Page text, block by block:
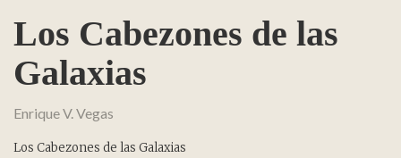
Los Cabezones de las
Galaxias
Enrique V. Vegas
Los Cabezones de las Galaxias